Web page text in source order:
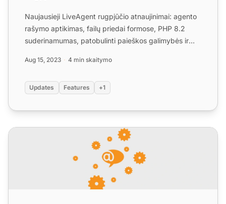
Naujausieji LiveAgent rugpjūčio atnaujinimai: agento
rašymo aptikimas, failų priedai formose, PHP 8.2
suderinamumas, patobulinti paieškos galimybės ir
Aug 15, 2023 4 min skaitymo
Updates Features +1
LiveAgent 5.36 – Patobulinimai ir pataisymai